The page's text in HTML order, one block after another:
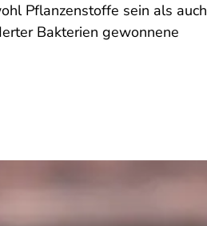
Pflanzenstoffe sein als auch
Bakterien gewonnene